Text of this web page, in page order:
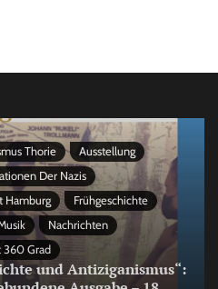
Thorie
Ausstellung
Der Nazis
Hamburg
Frühgeschichte
Nachrichten
360 Grad
und Antiziganismus“: